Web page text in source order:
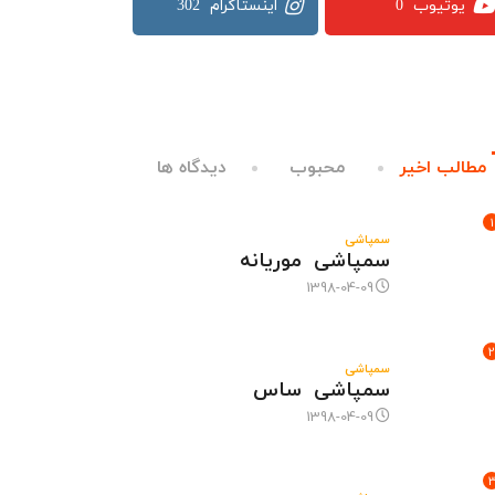
302 0
مطالب اخیر محبوب دیدگاه ها
1
سمپاشی
سمپاشی موریانه
1398-04-09
2
سمپاشی
سمپاشی ساس
1398-04-09
3